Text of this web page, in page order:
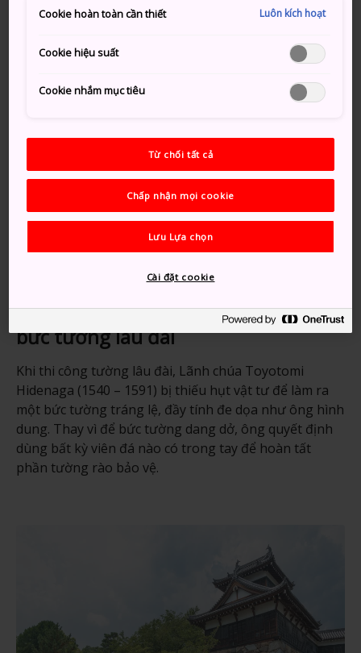
suốt cho phép bạn có thể nhìn được các tàn tích
Bức tượng Jizo ẩn giấu
Phương thức di chuyển
Lâu đài nằm cách Ga Kintetsu-Koriyama 7 phút đi bộ
hoặc cách Ga JR Koriyama 15 phút đi bộ.
Giải pháp sáng tạo để hoàn thiện
bức tường lâu đài
Khi thi công tường lâu đài, Lãnh chúa Toyotomi
Hidenaga (1540 – 1591) bị thiếu hụt vật tư để làm ra
một bức tường tráng lệ, đầy tính đe dọa như ông hình
dung. Thay vì để bức tường dang dở, ông quyết định
dùng bất kỳ viên đá nào có trong tay để hoàn tất
phần tường rào bảo vệ.
Cookie hoàn toàn cần thiết Luôn kích hoạt
Cookie hiệu suất
Cookie nhắm mục tiêu
Từ chối tất cả
Chấp nhận mọi cookie
Lưu Lựa chọn
Cài đặt cookie